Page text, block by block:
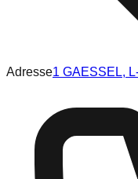
Adresse1 GAESSEL,